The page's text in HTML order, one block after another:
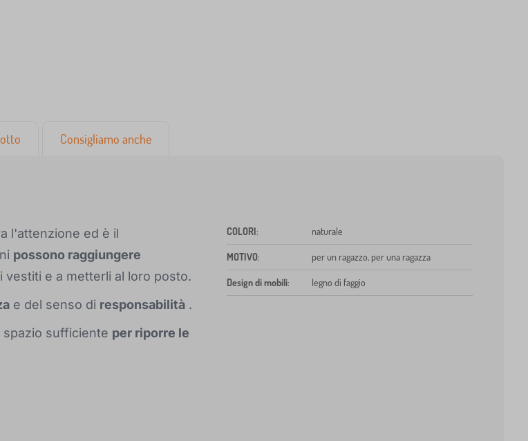
Consigliamo anche
l'attenzione ed è il
possono raggiungere
vestiti e a metterli al loro posto.
e del senso di responsabilità .
sufficiente per riporre le
COLORI: naturale
MOTIVO: per un ragazzo, per una ragazza
Design di mobili: legno di faggio